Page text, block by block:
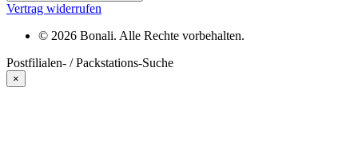
Vertrag widerrufen
© 2026 Bonali. Alle Rechte vorbehalten.
Postfilialen- / Packstations-Suche
×